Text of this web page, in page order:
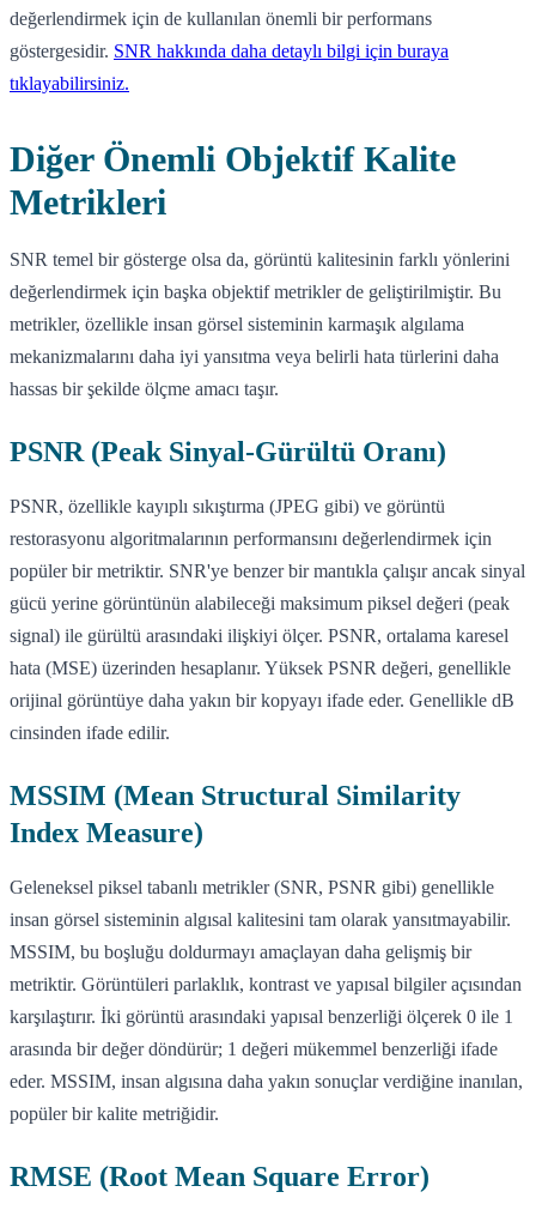
değerlendirmek için de kullanılan önemli bir performans
göstergesidir. SNR hakkında daha detaylı bilgi için buraya
tıklayabilirsiniz.
Diğer Önemli Objektif Kalite
Metrikleri
SNR temel bir gösterge olsa da, görüntü kalitesinin farklı yönlerini
değerlendirmek için başka objektif metrikler de geliştirilmiştir. Bu
metrikler, özellikle insan görsel sisteminin karmaşık algılama
mekanizmalarını daha iyi yansıtma veya belirli hata türlerini daha
hassas bir şekilde ölçme amacı taşır.
PSNR (Peak Sinyal-Gürültü Oranı)
PSNR, özellikle kayıplı sıkıştırma (JPEG gibi) ve görüntü
restorasyonu algoritmalarının performansını değerlendirmek için
popüler bir metriktir. SNR'ye benzer bir mantıkla çalışır ancak sinyal
gücü yerine görüntünün alabileceği maksimum piksel değeri (peak
signal) ile gürültü arasındaki ilişkiyi ölçer. PSNR, ortalama karesel
hata (MSE) üzerinden hesaplanır. Yüksek PSNR değeri, genellikle
orijinal görüntüye daha yakın bir kopyayı ifade eder. Genellikle dB
cinsinden ifade edilir.
MSSIM (Mean Structural Similarity
Index Measure)
Geleneksel piksel tabanlı metrikler (SNR, PSNR gibi) genellikle
insan görsel sisteminin algısal kalitesini tam olarak yansıtmayabilir.
MSSIM, bu boşluğu doldurmayı amaçlayan daha gelişmiş bir
metriktir. Görüntüleri parlaklık, kontrast ve yapısal bilgiler açısından
karşılaştırır. İki görüntü arasındaki yapısal benzerliği ölçerek 0 ile 1
arasında bir değer döndürür; 1 değeri mükemmel benzerliği ifade
eder. MSSIM, insan algısına daha yakın sonuçlar verdiğine inanılan,
popüler bir kalite metriğidir.
RMSE (Root Mean Square Error)